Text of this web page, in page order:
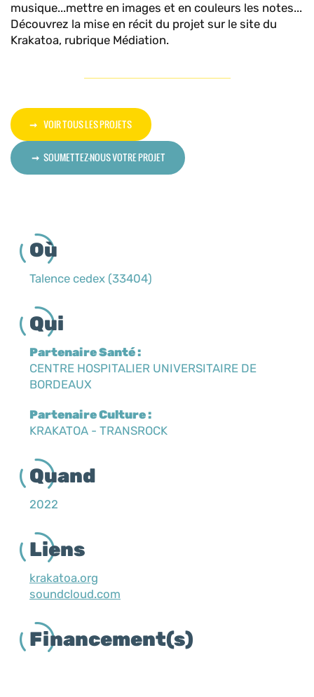
musique...mettre en images et en couleurs les notes...
Découvrez la mise en récit du projet sur le site du
Krakatoa, rubrique Médiation.
VOIR TOUS LES PROJETS
SOUMETTEZ-NOUS VOTRE PROJET
Où
Talence cedex (33404)
Qui
Partenaire Santé :
CENTRE HOSPITALIER UNIVERSITAIRE DE
BORDEAUX
Partenaire Culture :
KRAKATOA - TRANSROCK
Quand
2022
Liens
krakatoa.org
soundcloud.com
Financement(s)